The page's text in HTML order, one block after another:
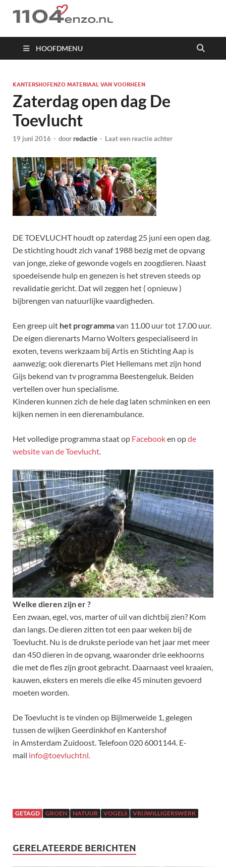
1104 en zo
HOOFDMENU
KANTERSHOFENZO MATERIAAL VAN VOORHEEN
Zaterdag open dag De
Toevlucht
19 juni 2016 - doorredactie - Laat een reactie achter
DE TOEVLUCHT houdt op zaterdag 25 juni een open dag.
De stichting houdt zich vanaf 1988 bezig met de opvang
van jonge, zieke of gewonde vogels en zoogdieren. Naast
spoedeisende hulp en genezen is het streven steeds op
revalidatie gericht. Dat wil zeggen het ( opnieuw )
bijbrengen van natuurlijke vaardigheden.
Een greep uit het programmavan 11.00 uur tot 17.00 uur.
De eigen dierenarts Marno Wolters gespecialiseerd in
exoten, tevens werkzaam bij Artis en Stichting Aap is
aanwezig; ook dierenarts Piet Hellemans met zijn hond
Gijs bekend van tv programma Beestengeluk. Beiden
vertellen over hun specialisme.
Kinderen kunnen zich de hele dag laten schminken en een
kijken nemen in een dierenambulance.
Het volledige programma staat op Facebooken opde
website van de Toevlucht
Welke dieren zijn er ?
Een zwaan, egel, vos, marter of uil van dichtbij zien? Kom
dan langs. De dieren zitten tot een paar weken bij de
Toevlucht. Nu is de drukste periode van het jaar met meer
dan 450 dieren in de opvang, waaronder drie eekhoorns
die met de fles zijn groot gebracht. Daarnaast veel kraaien,
kauwen, eksters en merels die elke 45 minuten gevoerd
moeten worden.
De Toevlucht is te vinden op Bijlmerweide 1, gelegen
tussen de wijken Geerdinkhof en Kantershof
in Amsterdam Zuidoost. Telefoon 020 6001144. E-
mail info@toevluchtnl.
GETAGD GROEN NATUUR VOGELS VRIJWILLIGERSWERK
GERELATEERDE BERICHTEN